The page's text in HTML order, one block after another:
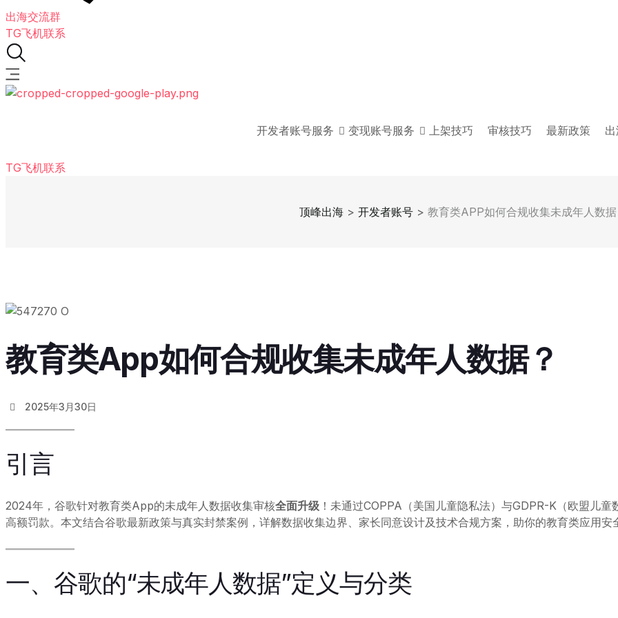
出海交流群
TG飞机联系
开发者账号服务 变现账号服务 上架技巧 审核技巧 最新政策
TG飞机联系
顶峰出海 > 开发者账号 > 教育类APP如何合规收集未成年人数据
教育类App如何合规收集未成年人数据？
2025年3月30日
引言
2024年，谷歌针对教育类App的未成年人数据收集审核全面升级 ！未通过COPPA（美国儿童隐私法）与GDPR-K（欧盟儿
高额罚款。本文结合谷歌最新政策与真实封禁案例，详解数据收集边界、家长同意设计及技术合规方案，助你的教育类应用安
一、谷歌的“未成年人数据”定义与分类